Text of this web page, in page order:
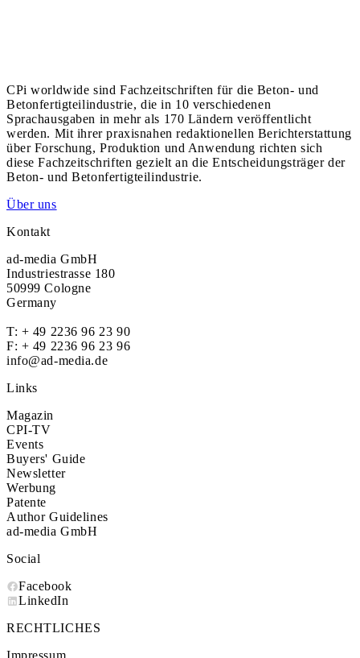
CPi worldwide sind Fachzeitschriften für die Beton- und
Betonfertigteilindustrie, die in 10 verschiedenen
Sprachausgaben in mehr als 170 Ländern veröffentlicht
werden. Mit ihrer praxisnahen redaktionellen Berichterstattung
über Forschung, Produktion und Anwendung richten sich
diese Fachzeitschriften gezielt an die Entscheidungsträger der
Beton- und Betonfertigteilindustrie.
Über uns
Kontakt
ad-media GmbH
Industriestrasse 180
50999 Cologne
Germany
T: + 49 2236 96 23 90
F: + 49 2236 96 23 96
info@ad-media.de
Links
Magazin
CPI-TV
Events
Buyers' Guide
Newsletter
Werbung
Patente
Author Guidelines
ad-media GmbH
Social
Facebook
LinkedIn
RECHTLICHES
Impressum